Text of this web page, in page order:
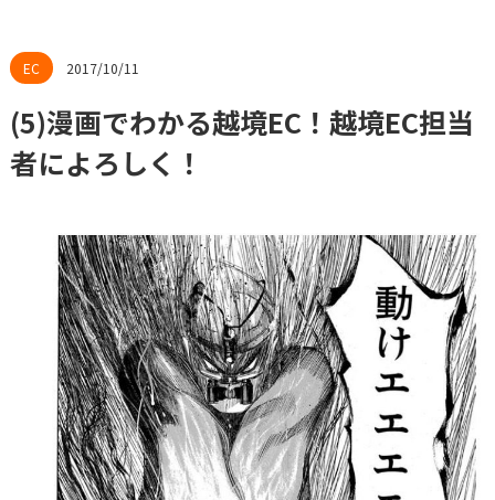
2017/10/11
(5)漫画でわかる越境EC！越境EC担当
者によろしく！